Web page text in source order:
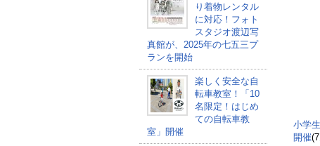
り着物レンタル
に対応！フォト
スタジオ渡辺写
真館が、2025年の七五三プ
ランを開始
楽しく安全な自
転車教室！「10
名限定！はじめ
ての自転車教
室」開催
小学
開催